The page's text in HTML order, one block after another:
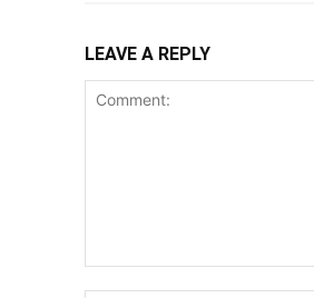
LEAVE A REPLY